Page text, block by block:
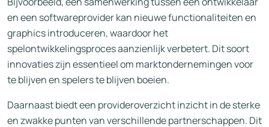
en een softwareprovider kan nieuwe functionaliteiten en
graphics introduceren, waardoor het
spelontwikkelingsproces aanzienlijk verbetert. Dit soort
innovaties zijn essentieel om marktondernemingen voor
te blijven en spelers te blijven boeien.
Daarnaast biedt een provideroverzicht inzicht in de sterke
en zwakke punten van verschillende partnerschappen. Dit